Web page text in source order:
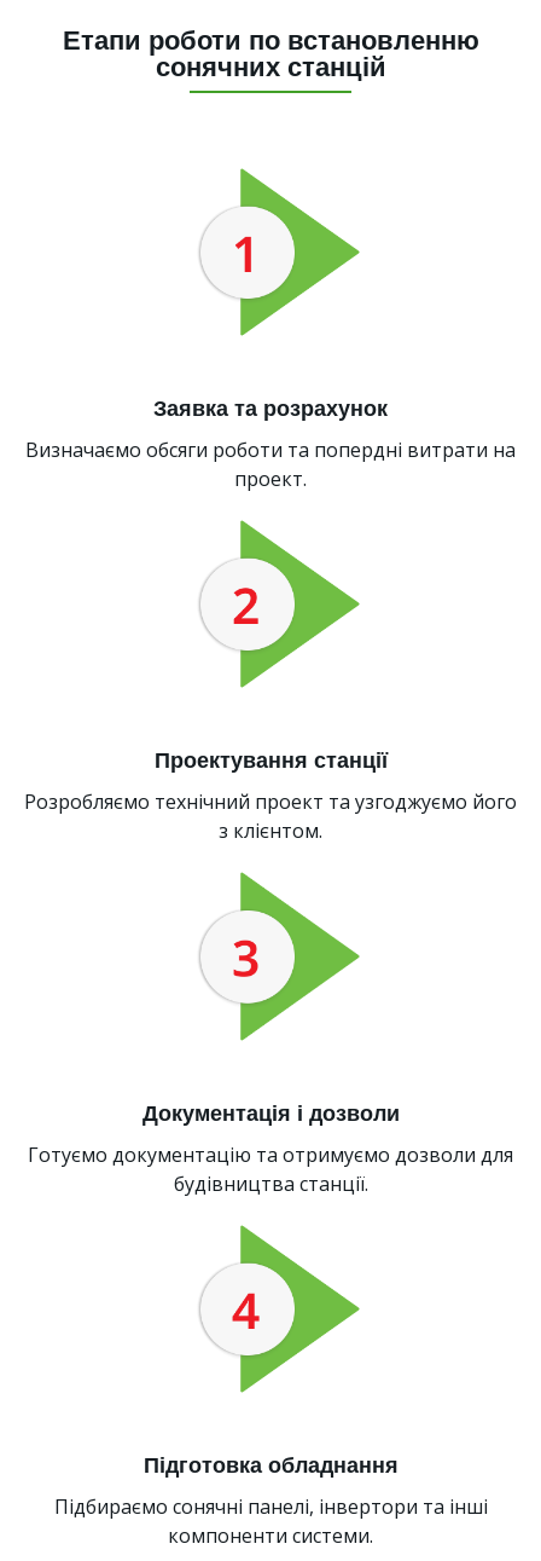
Етапи роботи по встановленню
сонячних станцій
Заявка та розрахунок
Визначаємо обсяги роботи та попердні витрати на
проект.
Проектування станції
Розробляємо технічний проект та узгоджуємо його
з клієнтом.
Документація і дозволи
Готуємо документацію та отримуємо дозволи для
будівництва станції.
Підготовка обладнання
Підбираємо сонячні панелі, інвертори та інші
компоненти системи.